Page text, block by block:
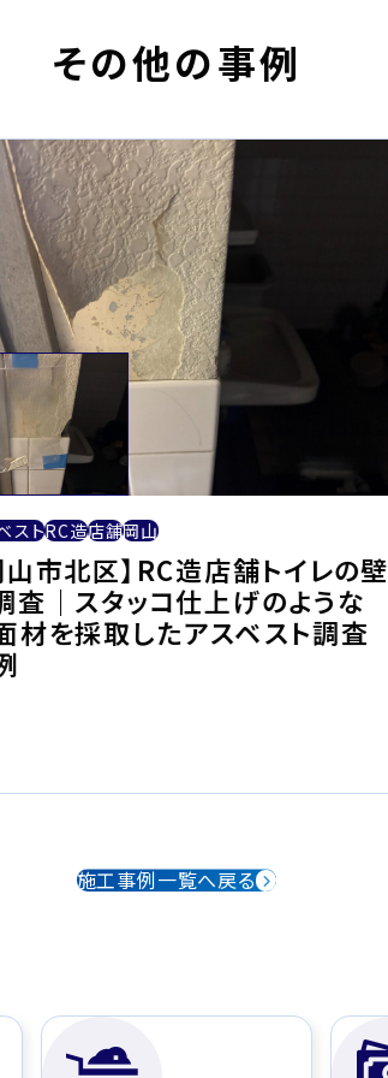
その他の事例
ストRC造店舗岡山
山市北区】RC造店舗トイレの壁
査｜スタッコ仕上げのような
材を採取したアスベスト調査
施工事例一覧へ戻る